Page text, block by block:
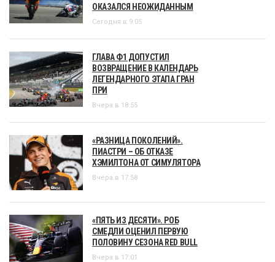
ОКАЗАЛСЯ НЕОЖИДАННЫМ
Сегодня в 9:05
ГЛАВА Ф1 ДОПУСТИЛ
ВОЗВРАЩЕНИЕ В КАЛЕНДАРЬ
ЛЕГЕНДАРНОГО ЭТАПА ГРАН
ПРИ
Вчера в 18:55
«РАЗНИЦА ПОКОЛЕНИЙ».
ПИАСТРИ – ОБ ОТКАЗЕ
ХЭМИЛТОНА ОТ СИМУЛЯТОРА
Вчера в 17:58
«ПЯТЬ ИЗ ДЕСЯТИ». РОБ
СМЕДЛИ ОЦЕНИЛ ПЕРВУЮ
ПОЛОВИНУ СЕЗОНА RED BULL
Вчера в 17:01